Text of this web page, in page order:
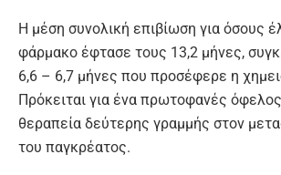
Η μέση συνολική επιβίωση για όσους
φάρμακο έφτασε τους 13,2 μήνες,
6,6 – 6,7 μήνες που προσέφερε η
Πρόκειται για ένα πρωτοφανές
θεραπεία δεύτερης γραμμής στον
του παγκρέατος.